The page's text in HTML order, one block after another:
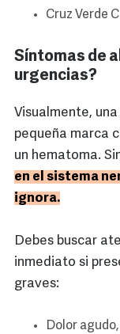
Cruz Verde
Síntomas de
urgencias?
Visualmente,
pequeña marca
un hematoma.
en el sistema
ignora.
Debes buscar
inmediato si
graves:
Dolor